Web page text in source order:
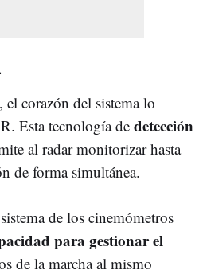
corazón del sistema lo
Esta tecnología de detección
al radar monitorizar hasta
de forma simultánea.
de los cinemómetros
para gestionar el
de la marcha al mismo